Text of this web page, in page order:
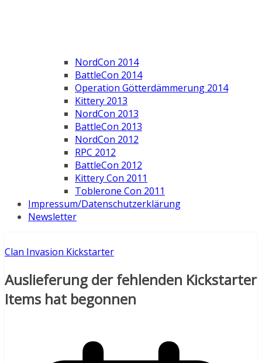
NordCon 2014
BattleCon 2014
Operation Götterdämmerung 2014
Kittery 2013
NordCon 2013
BattleCon 2013
NordCon 2012
RPC 2012
BattleCon 2012
Kittery Con 2011
Toblerone Con 2011
Impressum/Datenschutzerklärung
Newsletter
Clan Invasion Kickstarter
Auslieferung der fehlenden Kickstarter
Items hat begonnen